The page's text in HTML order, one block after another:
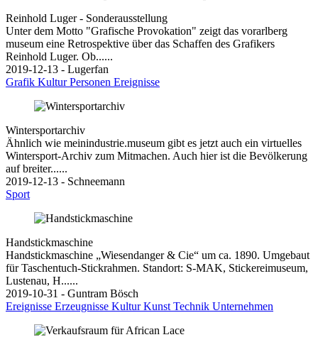
Reinhold Luger - Sonderausstellung
Unter dem Motto "Grafische Provokation" zeigt das vorarlberg
museum eine Retrospektive über das Schaffen des Grafikers
Reinhold Luger. Ob......
2019-12-13 - Lugerfan
Grafik KulturPersonen Ereignisse
Wintersportarchiv
Ähnlich wie meinindustrie.museum gibt es jetzt auch ein virtuelles
Wintersport-Archiv zum Mitmachen. Auch hier ist die Bevölkerung
auf breiter......
2019-12-13 - Schneemann
Sport
Handstickmaschine
Handstickmaschine „Wiesendanger & Cie“ um ca. 1890. Umgebaut
für Taschentuch-Stickrahmen. Standort: S-MAK, Stickereimuseum,
Lustenau, H......
2019-10-31 - Guntram Bösch
Ereignisse Erzeugnisse KulturKunst Technik Unternehmen